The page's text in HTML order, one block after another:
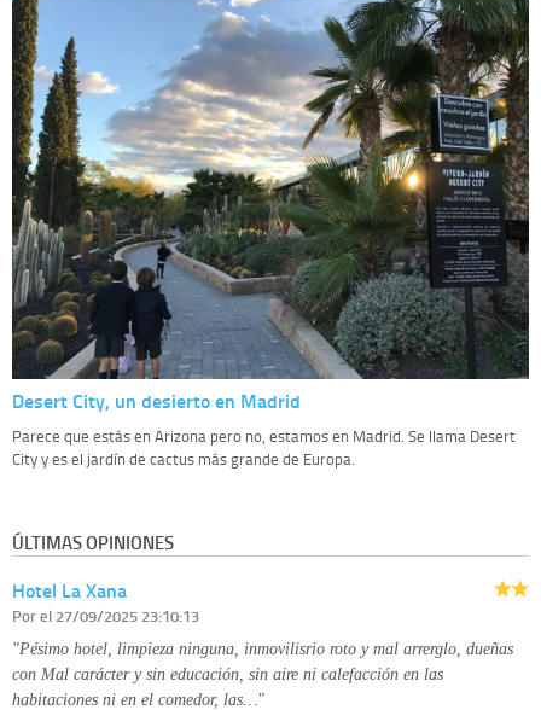
Desert City, un desierto en Madrid
Parece que estás en Arizona pero no, estamos en Madrid. Se llama Desert
City y es el jardín de cactus más grande de Europa.
ÚLTIMAS OPINIONES
Hotel La Xana
Porel 27/09/2025 23:10:13
"Pésimo hotel, limpieza ninguna, inmovilisrio roto y mal arrerglo, dueñas
con Mal carácter y sin educación, sin aire ni calefacción en las
habitaciones ni en el comedor, las…"